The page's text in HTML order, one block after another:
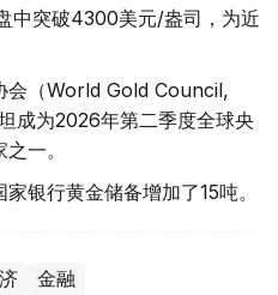
中突破4300美元/盎司，为近
会（World Gold Council,
成为2026年第二季度全球央
一。
银行黄金储备增加了15吨。
金融